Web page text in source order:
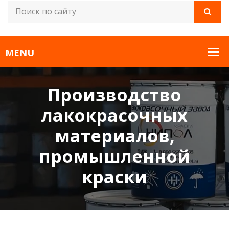
Производство
лакокрасочных
материалов,
промышленной
краски